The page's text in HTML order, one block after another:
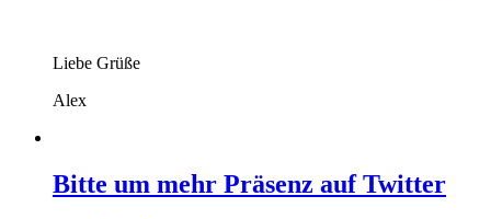
Liebe Grüße
Alex
Bitte um mehr Präsenz auf Twitter